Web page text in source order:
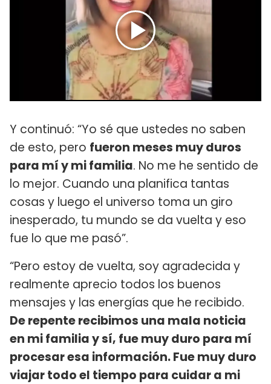
Y continuó: “Yo sé que ustedes no saben
de esto, pero fueron meses muy duros
para mí y mi familia. No me he sentido de
lo mejor. Cuando una planifica tantas
cosas y luego el universo toma un giro
inesperado, tu mundo se da vuelta y eso
fue lo que me pasó”.
“Pero estoy de vuelta, soy agradecida y
realmente aprecio todos los buenos
mensajes y las energías que he recibido.
De repente recibimos una mala noticia
en mi familia y sí, fue muy duro para mí
procesar esa información. Fue muy duro
viajar todo el tiempo para cuidar a mi